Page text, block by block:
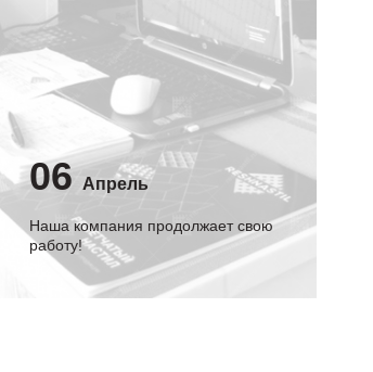
06 Апрель
Наша компания продолжает свою
работу!